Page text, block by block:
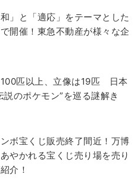
」と「適応」をテーマとした
開催！東急不動産が様々な企
匹以上、立像は19匹 日本
説のポケモン”を巡る謎解き
ボ宝くじ販売終了間近！万博
やかれる宝くじ売り場を売り
介！